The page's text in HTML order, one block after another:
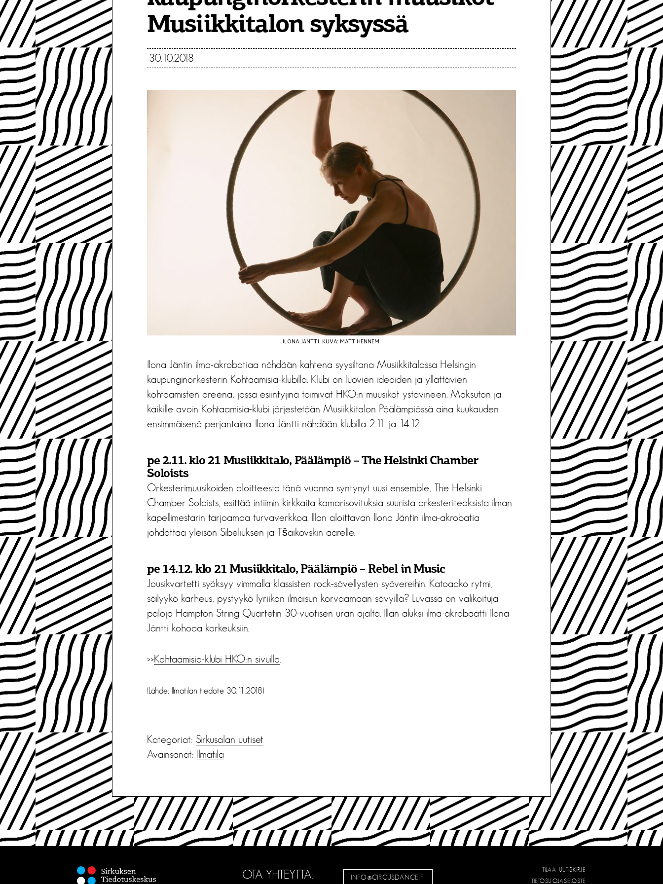
Musiikkitalon syksyssä
30.10.2018
ILONA JÄNTTI. KUVA: MATT HENNEM.
Ilona Jäntin ilma-akrobatiaa nähdään kahtena syysiltana Musiikkitalossa Helsingin
kaupunginorkesterin Kohtaamisia-klubilla. Klubi on luovien ideoiden ja yllättävien
kohtaamisten areena, jossa esiintyjinä toimivat HKO:n muusikot ystävineen. Maksuton ja
kaikille avoin Kohtaamisia-klubi järjestetään Musiikkitalon Päälämpiössä aina kuukauden
ensimmäisenä perjantaina. Ilona Jäntti nähdään klubilla 2.11. ja 14.12.
pe 2.11. klo 21 Musiikkitalo, Päälämpiö – The Helsinki Chamber
Soloists
Orkesterimuusikoiden aloitteesta tänä vuonna syntynyt uusi ensemble, The Helsinki
Chamber Soloists, esittää intiimin kirkkaita kamarisovituksia suurista orkesteriteoksista ilman
kapellimestarin tarjoamaa turvaverkkoa. Illan aloittavan Ilona Jäntin ilma-akrobatia
johdattaa yleisön Sibeliuksen ja Tšaikovskin äärelle.
pe 14.12. klo 21 Musiikkitalo, Päälämpiö – Rebel in Music
Jousikvartetti syöksyy vimmalla klassisten rock-sävellysten syövereihin. Katoaako rytmi,
säilyykö karheus, pystyykö lyriikan ilmaisun korvaamaan sävyillä? Luvassa on valikoituja
paloja Hampton String Quartetin 30-vuotisen uran ajalta. Illan aluksi ilma-akrobaatti Ilona
Jäntti kohoaa korkeuksiin.
>>Kohtaamisia-klubi HKO:n sivuilla
(Lähde: Ilmatilan tiedote 30.11.2018)
Kategoriat: Sirkusalan uutiset
Avainsanat:
Ilmatila
OTA YHTEYTTÄ: INFO@CIRCUSDANCE.FI
TILAA UUTISKIRJE
TIETOSUOJASELOSTE